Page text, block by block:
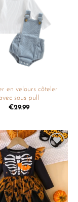
liste de
souhaits
en velours côteler
sous pull
€29.99
Ajouter
à la
liste de
souhaits